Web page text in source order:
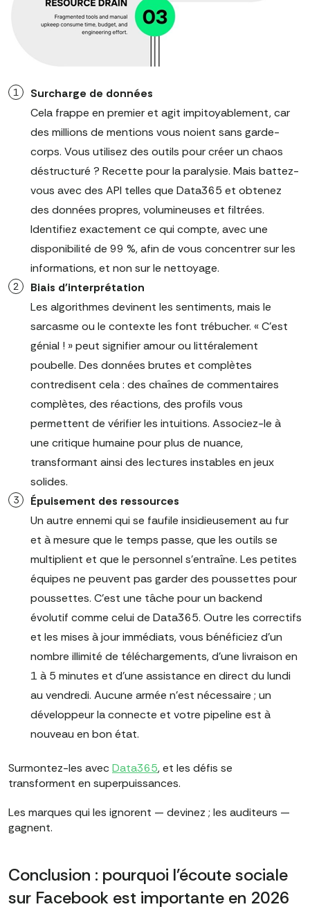
Surcharge de données
Cela frappe en premier et agit impitoyablement, car
des millions de mentions vous noient sans garde-
corps. Vous utilisez des outils pour créer un chaos
déstructuré ? Recette pour la paralysie. Mais battez-
vous avec des API telles que Data365 et obtenez
des données propres, volumineuses et filtrées.
Identifiez exactement ce qui compte, avec une
disponibilité de 99 %, afin de vous concentrer sur les
informations, et non sur le nettoyage.
Biais d'interprétation
Les algorithmes devinent les sentiments, mais le
sarcasme ou le contexte les font trébucher. « C'est
génial ! » peut signifier amour ou littéralement
poubelle. Des données brutes et complètes
contredisent cela : des chaînes de commentaires
complètes, des réactions, des profils vous
permettent de vérifier les intuitions. Associez-le à
une critique humaine pour plus de nuance,
transformant ainsi des lectures instables en jeux
solides.
Épuisement des ressources
Un autre ennemi qui se faufile insidieusement au fur
et à mesure que le temps passe, que les outils se
multiplient et que le personnel s'entraîne. Les petites
équipes ne peuvent pas garder des poussettes pour
poussettes. C'est une tâche pour un backend
évolutif comme celui de Data365. Outre les correctifs
et les mises à jour immédiats, vous bénéficiez d'un
nombre illimité de téléchargements, d'une livraison en
1 à 5 minutes et d'une assistance en direct du lundi
au vendredi. Aucune armée n'est nécessaire ; un
développeur la connecte et votre pipeline est à
nouveau en bon état.
Surmontez-les avecData365, et les défis se
transforment en superpuissances.
Les marques qui les ignorent — devinez ; les auditeurs —
gagnent.
Conclusion : pourquoi l'écoute sociale
sur Facebook est importante en 2026